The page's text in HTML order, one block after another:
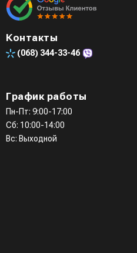
Контакты
(068) 344-33-46
График работы
Пн-Пт: 9:00-17:00
Сб: 10:00-14:00
Вс: Выходной